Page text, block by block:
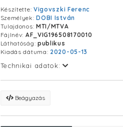
Készítette: Vigovszki Ferenc
Személyek:DOBI István
Tulajdonos: MTI/MTVA
Fájlnév: AF_VIG196508170010
Láthatóság: publikus
Kiadás dátuma: 2020-05-13
Technikai adatok:
Beágyazás